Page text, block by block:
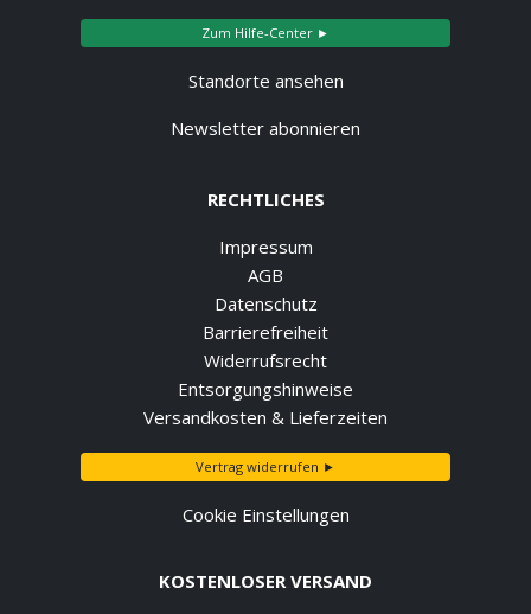
Zum Hilfe-Center ►
Standorte ansehen
Newsletter abonnieren
RECHTLICHES
Impressum
AGB
Datenschutz
Barrierefreiheit
Widerrufsrecht
Entsorgungshinweise
Versandkosten & Lieferzeiten
Vertrag widerrufen ►
Cookie Einstellungen
KOSTENLOSER VERSAND